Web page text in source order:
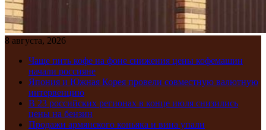
8 августа, 2026
Чаще пить кофе на фоне снижения цены кофемашин
начали россияне
Япония и Южная Корея провели совместную валютную
интервенцию
В 23 российских регионах в конце июля снизились
цены на бензин
Продажи армянского коньяка и вина упали